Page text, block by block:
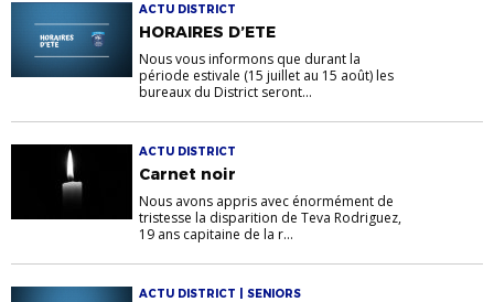
ACTU DISTRICT
HORAIRES D’ETE
Nous vous informons que durant la
période estivale (15 juillet au 15 août) les
bureaux du District seront...
ACTU DISTRICT
Carnet noir
Nous avons appris avec énormément de
tristesse la disparition de Teva Rodriguez,
19 ans capitaine de la r...
ACTU DISTRICT | SENIORS